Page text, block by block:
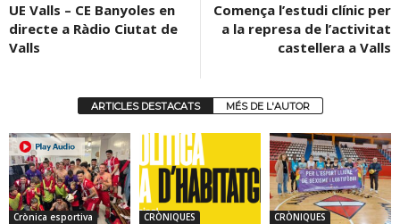
UE Valls – CE Banyoles en
directe a Ràdio Ciutat de
Valls
Comença l’estudi clínic per
a la represa de l’activitat
castellera a Valls
ARTICLES DESTACATS MÉS DE L'AUTOR
Crònica esportiva CRÒNIQUES CRÒNIQUES